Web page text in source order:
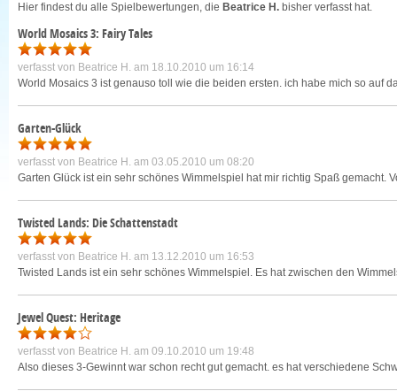
Hier findest du alle Spielbewertungen, die Beatrice H. bisher verfasst hat.
World Mosaics 3: Fairy Tales
verfasst von Beatrice H. am 18.10.2010 um 16:14
World Mosaics 3 ist genauso toll wie die beiden ersten. ich habe mich so auf
Garten-Glück
verfasst von Beatrice H. am 03.05.2010 um 08:20
Garten Glück ist ein sehr schönes Wimmelspiel hat mir richtig Spaß gemacht.
Twisted Lands: Die Schattenstadt
verfasst von Beatrice H. am 13.12.2010 um 16:53
Twisted Lands ist ein sehr schönes Wimmelspiel. Es hat zwischen den
Jewel Quest: Heritage
verfasst von Beatrice H. am 09.10.2010 um 19:48
Also dieses 3-Gewinnt war schon recht gut gemacht. es hat verschiedene